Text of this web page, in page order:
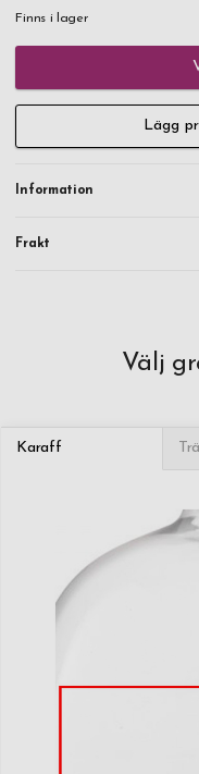
blyfritt, till skillnad från
Ingredienserna består
"receptet", blanda
proportioner är en skicklig
konsistens, färg och
ugn. Ibland kan
Finns i lager
Lägg
Information
Frakt
Välj
Karaff